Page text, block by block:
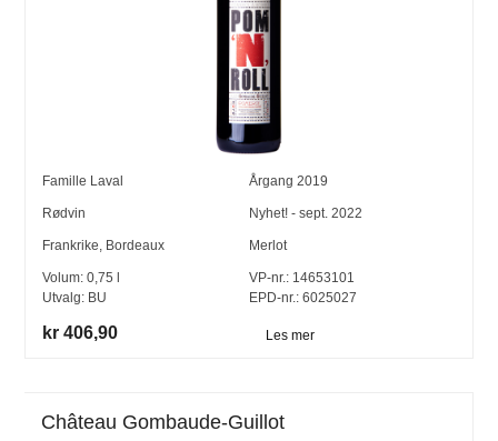
Famille Laval Årgang 2019
Rødvin Nyhet! - sept. 2022
Frankrike, Bordeaux Merlot
Volum:0,75
Utvalg: BU
VP-nr.: 14653101
EPD-nr.: 6025027
kr 406,90 Les mer
Château Gombaude-Guillot